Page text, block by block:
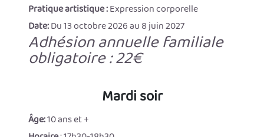
Pratique artistique :Expression corporelle
Date:Du 13 octobre 2026 au 8 juin 2027
Adhésion annuelle familiale
obligatoire : 22€
Mardi soir
Âge:10 ans et +